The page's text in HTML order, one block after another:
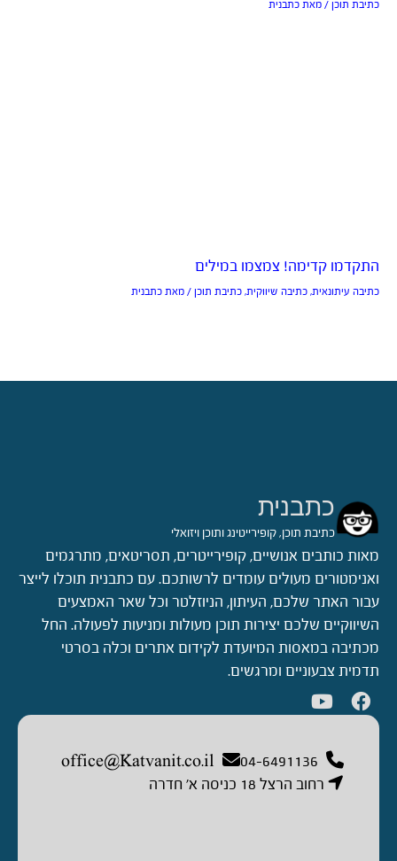
כתיבת תוכן / מאת כתבנית
התקדמו קדימה! צמצמו במילים
כתיבה עיתונאית, כתיבה שיווקית, כתיבת תוכן / מאת כתבנית
כתבנית
כתיבת תוכן, קופירייטינג ותוכן ויזואלי
מאות כותבים אנושיים, קופירייטרים, תסריטאים, מתרגמים
ואנימטורים מעולים עומדים לרשותכם. עם כתבנית תוכלו לייצר
עבור האתר שלכם, העיתון, הניוזלטר וכל שאר האמצעים
השיווקיים שלכם יצירות תוכן מעולות ומניעות לפעולה. החל
מכתיבה במאסות המיועדת לקידום אתרים וכלה בסרטי
תדמית צבעוניים ומרגשים.
04-6491136
office@Katvanit.co.il
רחוב הרצל 18 כניסה א’ חדרה